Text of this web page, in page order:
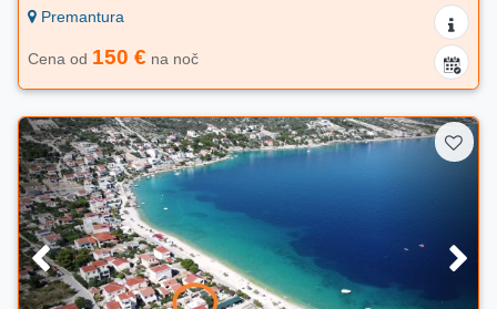
Premantura
Cena od 150 € na noč